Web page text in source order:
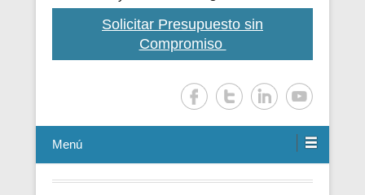
Solicitar Presupuesto sin
Compromiso
Menú